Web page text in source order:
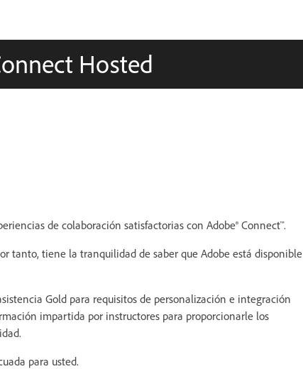
Hosted
de colaboración satisfactorias con Adobe® Connect™.
tanto, tiene la tranquilidad de saber que Adobe está disponible
Gold para requisitos de personalización e integración
impartida por instructores para proporcionarle los
para usted.